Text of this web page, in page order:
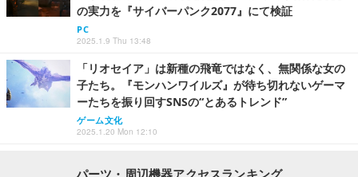
の実力を『サイバーパンク2077』にて検証
PC
2025.1.9 Thu 13:48
「リオセイア」は新種の飛竜ではなく、無関係な女の
子たち。『モンハンワイルズ』が待ち切れないゲーマ
ーたちを振り回すSNSの“とあるトレンド”
ゲーム文化
2025.1.20 Mon 12:10
パーツ・周辺機器アクセスランキング